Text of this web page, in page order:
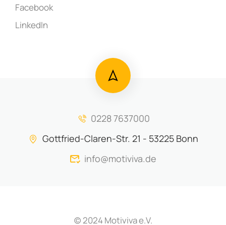
Facebook
LinkedIn
0228 7637000
Gottfried-Claren-Str. 21 - 53225 Bonn
info@motiviva.de
(c) 2024 Motiviva e.V.